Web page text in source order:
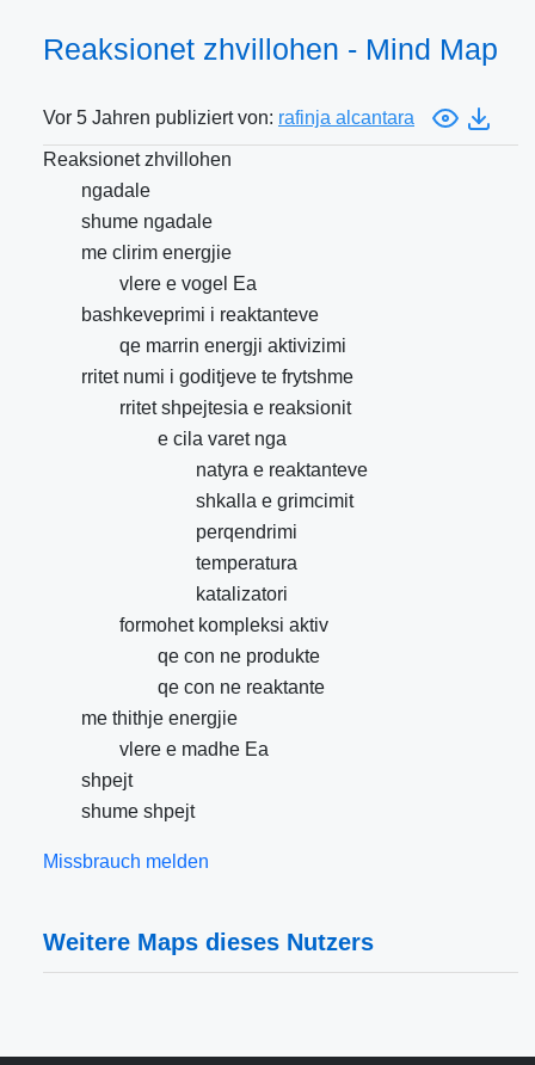
Reaksionet zhvillohen - Mind Map
Vor 5 Jahren publiziert von: rafinja alcantara
Reaksionet zhvillohen
ngadale
shume ngadale
me clirim energjie
vlere e vogel Ea
bashkeveprimi i reaktanteve
qe marrin energji aktivizimi
rritet numi i goditjeve te frytshme
rritet shpejtesia e reaksionit
e cila varet nga
natyra e reaktanteve
shkalla e grimcimit
perqendrimi
temperatura
katalizatori
formohet kompleksi aktiv
qe con ne produkte
qe con ne reaktante
me thithje energjie
vlere e madhe Ea
shpejt
shume shpejt
Missbrauch melden
Weitere Maps dieses Nutzers